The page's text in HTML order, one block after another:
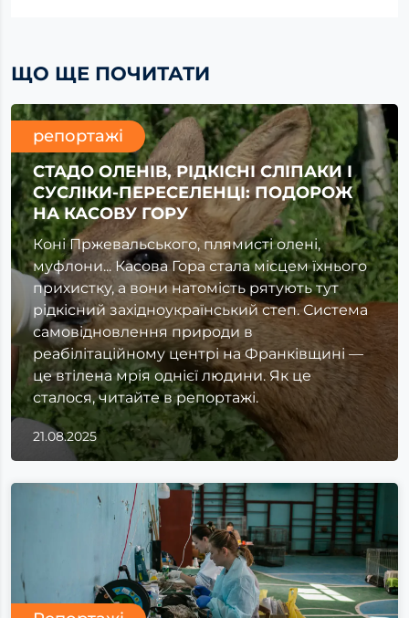
ЩО ЩЕ ПОЧИТАТИ
репортажі
СТАДО ОЛЕНІВ, РІДКІСНІ СЛІПАКИ І
СУСЛІКИ-ПЕРЕСЕЛЕНЦІ: ПОДОРОЖ
НА КАСОВУ ГОРУ
Коні Пржевальського, плямисті олені,
муфлони... Касова Гора стала місцем їхнього
прихистку, а вони натомість рятують тут
рідкісний західноукраїнський степ. Система
самовідновлення природи в
реабілітаційному центрі на Франківщині —
це втілена мрія однієї людини. Як це
сталося, читайте в репортажі.
21.08.2025